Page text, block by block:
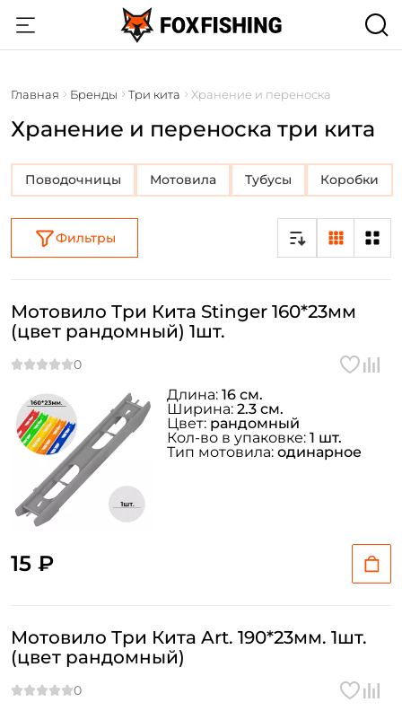
Главная Бренды Три кита Хранение и переноска
Хранение и переноска три кита
Поводочницы Мотовила Тубусы Коробки
Фильтры
Мотовило Три Кита Stinger 160*23мм
(цвет рандомный) 1шт.
15 ₽
Длина: 16 см.
Ширина: 2.3 см.
Цвет: рандомный
Кол-во в упаковке: 1 шт.
Тип мотовила: одинарное
Мотовило Три Кита Art. 190*23мм. 1шт.
(цвет рандомный)